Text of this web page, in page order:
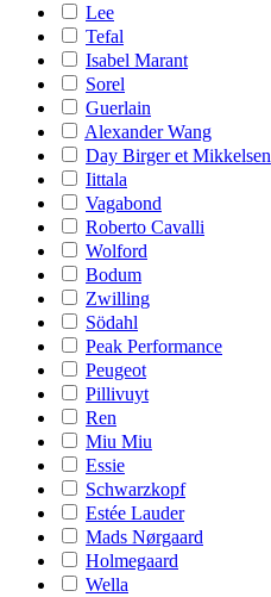
Lee
Tefal
Isabel Marant
Sorel
Guerlain
Alexander Wang
Day Birger et Mikkelsen
Iittala
Vagabond
Roberto Cavalli
Wolford
Bodum
Zwilling
Södahl
Peak Performance
Peugeot
Pillivuyt
Ren
Miu Miu
Essie
Schwarzkopf
Estée Lauder
Mads Nørgaard
Holmegaard
Wella